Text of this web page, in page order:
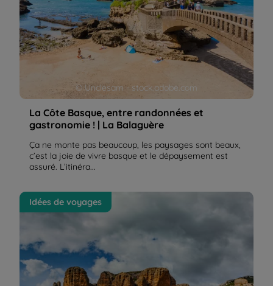
© Unclesam - stock.adobe.com
La Côte Basque, entre randonnées et
gastronomie ! | La Balaguère
Ça ne monte pas beaucoup, les paysages sont beaux,
c’est la joie de vivre basque et le dépaysement est
assuré. L’itinéra...
Les Mallos de Riglos dans les Pyrénées espagnoles
| La Balaguère
Idées de voyages